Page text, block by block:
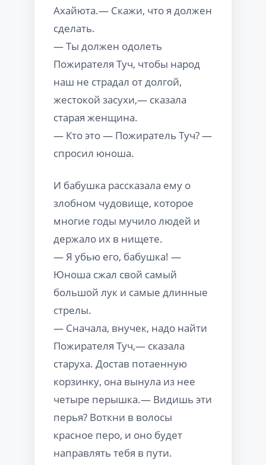
Ахайюта.— Скажи, что я должен
сделать.
— Ты должен одолеть
Пожирателя Туч, чтобы народ
наш не страдал от долгой,
жестокой засухи,— сказала
старая женщина.
— Кто это — Пожиратель Туч? —
спросил юноша.
И бабушка рассказала ему о
злобном чудовище, которое
многие годы мучило людей и
держало их в нищете.
— Я убью его, бабушка! —
Юноша сжал свой самый
большой лук и самые длинные
стрелы.
— Сначала, внучек, надо найти
Пожирателя Туч,— сказала
старуха. Достав потаенную
корзинку, она вынула из нее
четыре перышка.— Видишь эти
перья? Воткни в волосы
красное перо, и оно будет
направлять тебя в пути.